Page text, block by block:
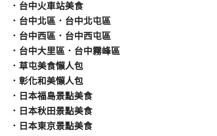
． 台中火車站美食
． 台中北區 ． 台中北屯區
． 台中西區 ． 台中西屯區
． 台中大里區 ． 台中霧峰區
． 草屯美食懶人包
． 彰化和美懶人包
． 日本福島景點美食
． 日本秋田景點美食
． 日本東京景點美食